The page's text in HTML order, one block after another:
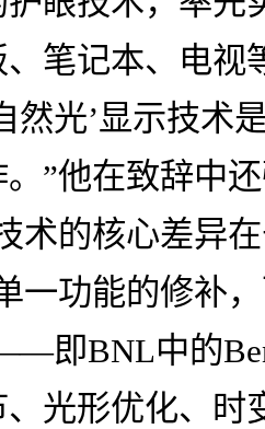
笔记本、电视
然光’显示技术
”他在致辞中
术的核心差异
一功能的修补
即BNL中的
光形优化、时